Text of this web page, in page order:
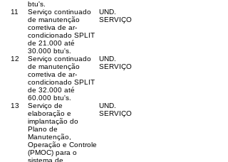
btu's.
11
Serviço continuado
de manutenção
corretiva de ar-
condicionado SPLIT
de 21.000 até
30.000 btu's.
UND.
SERVIÇO
12
Serviço continuado
de manutenção
corretiva de ar-
condicionado SPLIT
de 32.000 até
60.000 btu's.
UND.
SERVIÇO
13
Serviço de
elaboração e
implantação do
Plano de
Manutenção,
Operação e Controle
(PMOC) para o
sistema de
UND.
SERVIÇO